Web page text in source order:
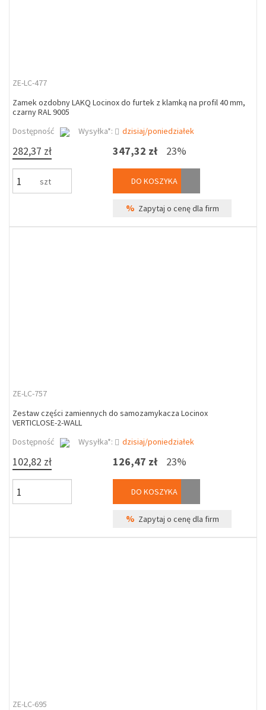
ZE-LC-477
Zamek ozdobny LAKQ Locinox do furtek z klamką na profil 40 mm,
czarny RAL 9005
Dostępność
Wysyłka*: dzisiaj/poniedziałek
282,37 zł
szt
347,32 zł 23%
DO KOSZYKA
% Zapytaj o cenę dla firm
ZE-LC-757
Zestaw części zamiennych do samozamykacza Locinox
VERTICLOSE-2-WALL
Dostępność
Wysyłka*: dzisiaj/poniedziałek
102,82 zł 126,47 zł 23%
DO KOSZYKA
% Zapytaj o cenę dla firm
ZE-LC-695